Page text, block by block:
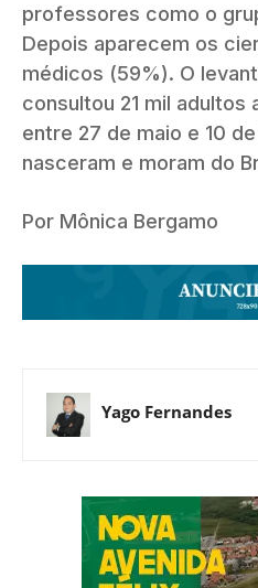
professores como o
Depois aparecem os
médicos (59%). O
consultou 21 mil adultos
entre 27 de maio e 10
nasceram e moram do
Por Mônica Bergamo
Yago Fernandes